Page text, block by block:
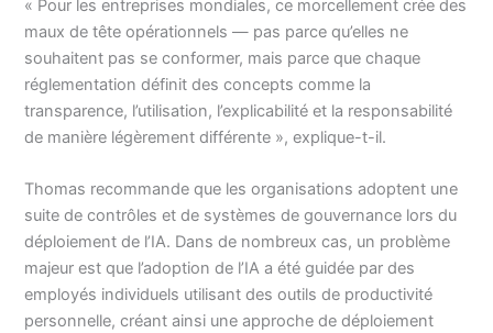
« Pour les entreprises mondiales, ce morcellement crée des
maux de tête opérationnels — pas parce qu’elles ne
souhaitent pas se conformer, mais parce que chaque
réglementation définit des concepts comme la
transparence, l’utilisation, l’explicabilité et la responsabilité
de manière légèrement différente », explique-t-il.
Thomas recommande que les organisations adoptent une
suite de contrôles et de systèmes de gouvernance lors du
déploiement de l’IA. Dans de nombreux cas, un problème
majeur est que l’adoption de l’IA a été guidée par des
employés individuels utilisant des outils de productivité
personnelle, créant ainsi une approche de déploiement